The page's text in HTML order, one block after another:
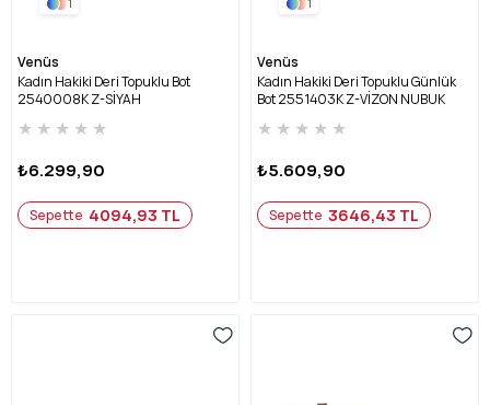
Venüs
Kadın Hakiki Deri Topuklu Bot
2540008K Z-SİYAH
★ ★ ★ ★ ★
₺6.299,90
Sepette 4094,93 TL
Venüs
Kadın Hakiki Deri Topuklu Günlük
Bot 2551403K Z-VİZON NUBUK
★ ★ ★ ★ ★
₺5.609,90
Sepette 3646,43 TL